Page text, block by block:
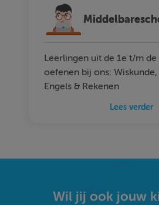
Leerlingen uit de 1e t/m de
oefenen bij ons:
Engels & Rekenen
Lees verder
Wil jij ook jouw